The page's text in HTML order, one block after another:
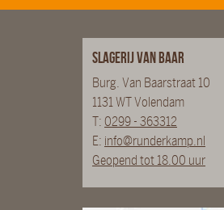
Slagerij van Baar
Burg. Van Baarstraat 10
1131 WT Volendam
T: 0299 - 363312
E: info@runderkamp.nl
Geopend tot 18.00 uur